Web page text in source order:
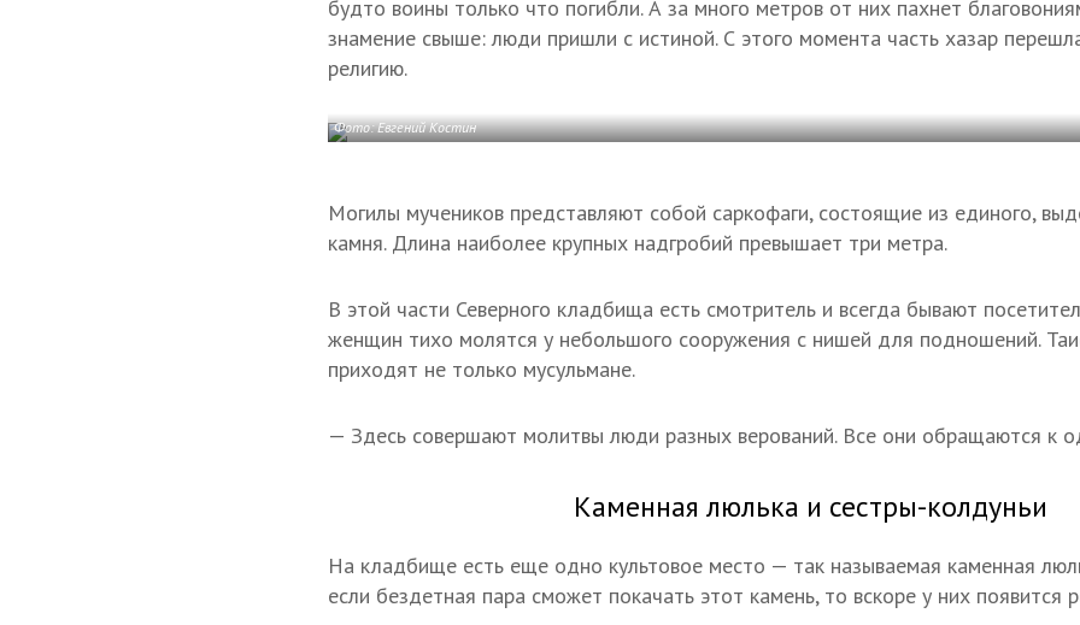
будто воины только что погибли. А за много метров от них пахнет
знамение свыше: люди пришли с истиной. С этого момента часть хазар
религию.
Фото: Евгений Костин
Могилы мучеников представляют собой саркофаги, состоящие из единого,
камня. Длина наиболее крупных надгробий превышает три метра.
В этой части Северного кладбища есть смотритель и всегда бывают
женщин тихо молятся у небольшого сооружения с нишей для подношений.
приходят не только мусульмане.
— Здесь совершают молитвы люди разных верований. Все они обращаются к
Каменная люлька и сестры-колдуньи
На кладбище есть еще одно культовое место — так называемая каменная
если бездетная пара сможет покачать этот камень, то вскоре у них появится